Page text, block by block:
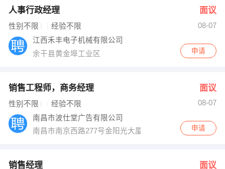
人事行政经理 面议
性别不限 经验不限
08-07
江西禾丰电子机械有限公司
余干县黄金埠工业区
申请
销售工程师，商务经理 面议
性别不限 经验不限
08-07
南昌市波仕堂广告有限公司
南昌市南京西路277号金阳光大厦A座21楼
申请
销售经理 面议